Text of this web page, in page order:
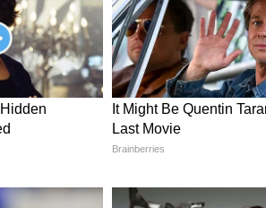
का सिर्फ एक ही संकरा रास्ता था।
से भड़की और ऊपर की तरफ फैली, तो
सेंसर से चलता था। बिजली कटते ही सेंसर
दिया और पूरा होटल एक गैस चैंबर बन